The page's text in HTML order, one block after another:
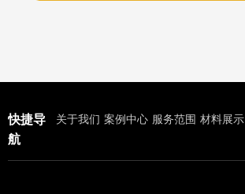
快捷导
航
关于我们 案例中心 服务范围 材料展示